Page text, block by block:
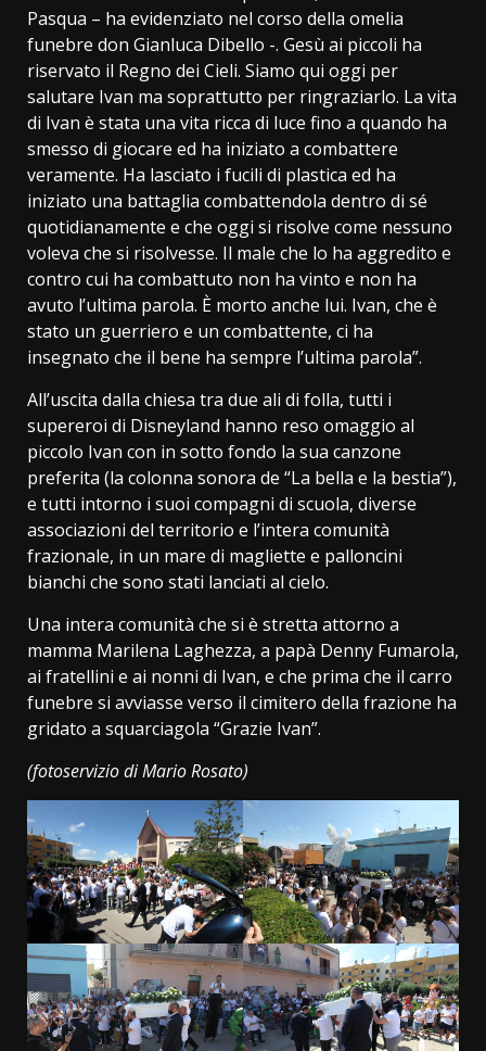
Pasqua – ha evidenziato nel corso della omelia
funebre don Gianluca Dibello -. Gesù ai piccoli ha
riservato il Regno dei Cieli. Siamo qui oggi per
salutare Ivan ma soprattutto per ringraziarlo. La vita
di Ivan è stata una vita ricca di luce fino a quando ha
smesso di giocare ed ha iniziato a combattere
veramente. Ha lasciato i fucili di plastica ed ha
iniziato una battaglia combattendola dentro di sé
quotidianamente e che oggi si risolve come nessuno
voleva che si risolvesse. Il male che lo ha aggredito e
contro cui ha combattuto non ha vinto e non ha
avuto l’ultima parola. È morto anche lui. Ivan, che è
stato un guerriero e un combattente, ci ha
insegnato che il bene ha sempre l’ultima parola”.
All’uscita dalla chiesa tra due ali di folla, tutti i
supereroi di Disneyland hanno reso omaggio al
piccolo Ivan con in sotto fondo la sua canzone
preferita (la colonna sonora de “La bella e la bestia”),
e tutti intorno i suoi compagni di scuola, diverse
associazioni del territorio e l’intera comunità
frazionale, in un mare di magliette e palloncini
bianchi che sono stati lanciati al cielo.
Una intera comunità che si è stretta attorno a
mamma Marilena Laghezza, a papà Denny Fumarola,
ai fratellini e ai nonni di Ivan, e che prima che il carro
funebre si avviasse verso il cimitero della frazione ha
gridato a squarciagola “Grazie Ivan”.
(fotoservizio di Mario Rosato)